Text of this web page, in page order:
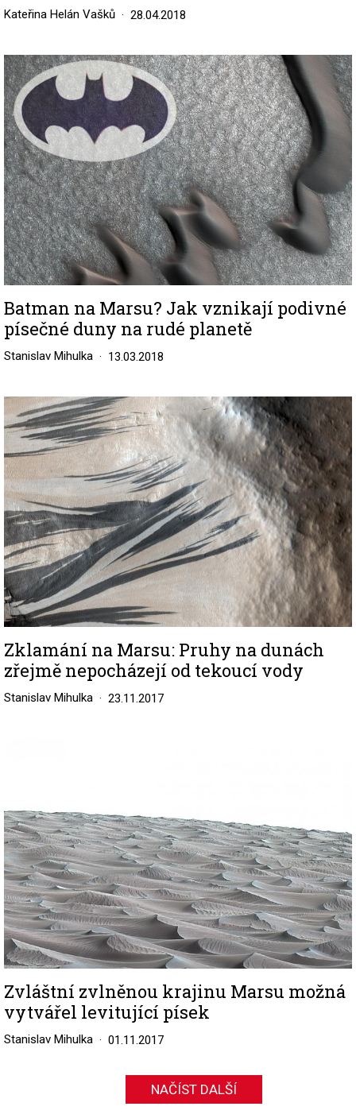
Kateřina Helán Vašků 28.04.2018
Image
Batman na Marsu? Jak vznikají podivné
písečné duny na rudé planetě
Stanislav Mihulka 13.03.2018
Image
Zklamání na Marsu: Pruhy na dunách
zřejmě nepocházejí od tekoucí vody
Stanislav Mihulka 23.11.2017
Zvláštní zvlněnou krajinu Marsu možná
vytvářel levitující písek
Stanislav Mihulka 01.11.2017
NAČÍST DALŠÍ